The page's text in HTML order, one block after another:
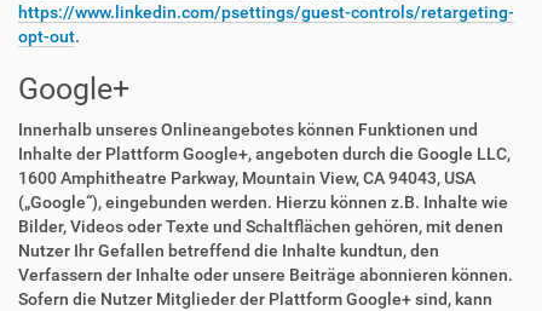
https://www.linkedin.com/psettings/guest-controls/retargeting-
opt-out.
Google+
Innerhalb unseres Onlineangebotes können Funktionen und
Inhalte der Plattform Google+, angeboten durch die Google LLC,
1600 Amphitheatre Parkway, Mountain View, CA 94043, USA
(„Google“), eingebunden werden. Hierzu können z.B. Inhalte wie
Bilder, Videos oder Texte und Schaltflächen gehören, mit denen
Nutzer Ihr Gefallen betreffend die Inhalte kundtun, den
Verfassern der Inhalte oder unsere Beiträge abonnieren können.
Sofern die Nutzer Mitglieder der Plattform Google+ sind, kann